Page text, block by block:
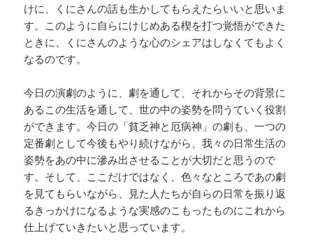
けに、くにさんの話も生かしてもらえたらいいと思いま
す。このように自らにけじめある楔を打つ覚悟ができた
ときに、くにさんのような心のシェアはしなくてもよく
なるのです。
今日の演劇のように、劇を通して、それからその背景に
あるこの生活を通して、世の中の姿勢を問うていく役割
ができます。今日の「貧乏神と厄病神」の劇も、一つの
定番劇として今後もやり続けながら、我々の日常生活の
姿勢をあの中に滲み出させることが大切だと思うので
す。そして、ここだけではなく、色々なところであの劇
を見てもらいながら、見た人たちが自らの日常を振り返
るきっかけになるような実感のこもったものにこれから
仕上げていきたいと思っています。